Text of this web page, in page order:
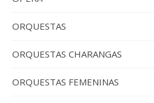
ORQUESTAS
ORQUESTAS CHARANGAS
ORQUESTAS FEMENINAS